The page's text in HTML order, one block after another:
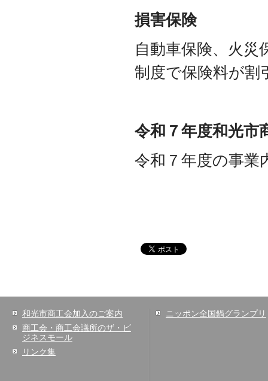
損害保険
自動車保険、火災
制度で保険料が割
令和７年度和光市
令和７年度の事業
和光市商工会加入のご案内
商工会・商工会議所のザ・ビ
ジネスモール
リンク集
ニッポン全国鍋グランプリ